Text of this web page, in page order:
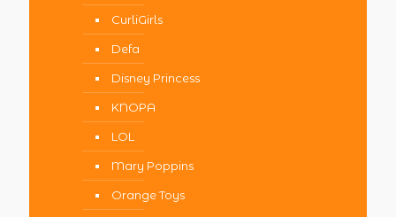
CurliGirls
Defa
Disney Princess
KNOPA
LOL
Mary Poppins
Orange Toys